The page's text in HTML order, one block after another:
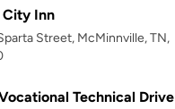
City Inn
Street, McMinnville, TN,
Technical Drive